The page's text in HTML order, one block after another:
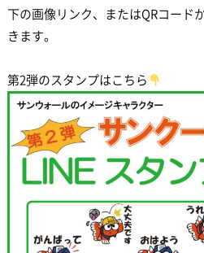
下の画像リンク、またはQRコード
きます。
第2弾のスタンプはこちら